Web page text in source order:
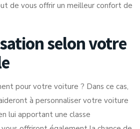
de vous offrir un meilleur confort de
selon votre
pour votre voiture ? Dans ce cas,
à personnaliser votre voiture
lui apportant une classe